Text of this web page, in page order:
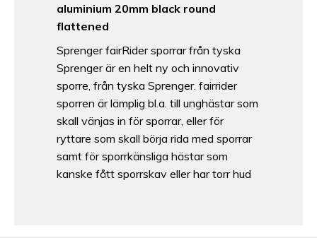
aluminium 20mm black round
flattened
Sprenger fairRider sporrar från tyska
Sprenger är en helt ny och innovativ
sporre, från tyska Sprenger. fairrider
sporren är lämplig bl.a. till unghästar som
skall vänjas in för sporrar, eller för
ryttare som skall börja rida med sporrar
samt för sporrkänsliga hästar som
kanske fått sporrskav eller har torr hud